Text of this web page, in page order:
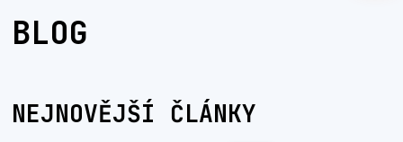
BLOG
NEJNOVĚJŠÍ ČLÁNKY